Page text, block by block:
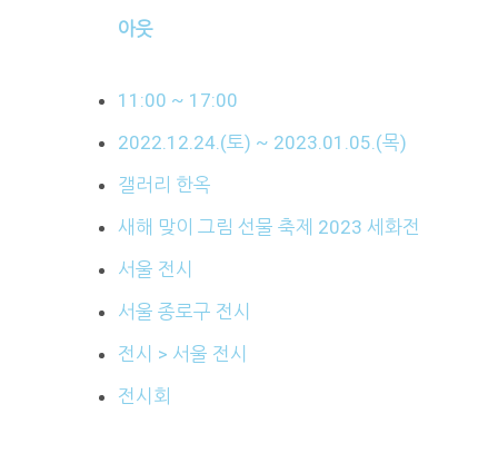
아웃
11:00 ~ 17:00
2022.12.24.(토) ~ 2023.01.05.(목)
갤러리 한옥
새해 맞이 그림 선물 축제 2023 세화전
서울 전시
서울 종로구 전시
전시 > 서울 전시
전시회